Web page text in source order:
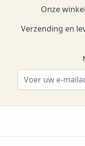
Onze winkel
Verzending en